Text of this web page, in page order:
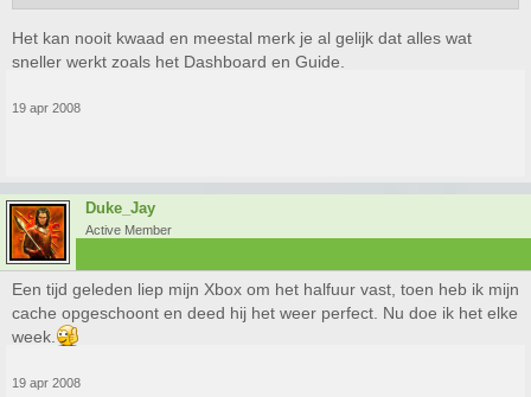
Het kan nooit kwaad en meestal merk je al gelijk dat alles wat
sneller werkt zoals het Dashboard en Guide.
19 apr 2008
Duke_Jay
Active Member
Een tijd geleden liep mijn Xbox om het halfuur vast, toen heb ik mijn
cache opgeschoont en deed hij het weer perfect. Nu doe ik het elke
week.
19 apr 2008